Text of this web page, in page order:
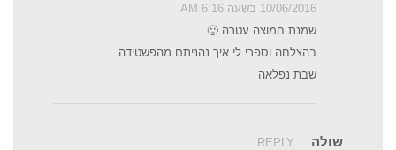
10/06/2016 בשעה 6:16 AM
שמנת חמוצה עטרה 🙂
בהצלחה וספרי לי איך נהניתם מהפשטידה.
שבת נפלאה
שולה
REPLY